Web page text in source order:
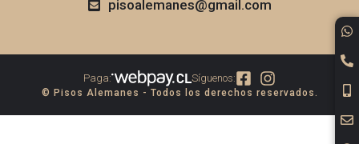
pisoalemanes@gmail.com
Paga: Síguenos:
© Pisos Alemanes - Todos los derechos reservados.